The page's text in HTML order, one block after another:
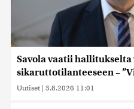
Savola vaatii
sikaruttotilanteeseen –
Uutiset | 3.8.2026 11:01